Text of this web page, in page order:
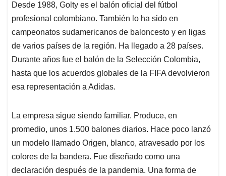
Desde 1988, Golty es el balón oficial del fútbol
profesional colombiano. También lo ha sido en
campeonatos sudamericanos de baloncesto y en ligas
de varios países de la región. Ha llegado a 28 países.
Durante años fue el balón de la Selección Colombia,
hasta que los acuerdos globales de la FIFA devolvieron
esa representación a Adidas.
La empresa sigue siendo familiar. Produce, en
promedio, unos 1.500 balones diarios. Hace poco lanzó
un modelo llamado Origen, blanco, atravesado por los
colores de la bandera. Fue diseñado como una
declaración después de la pandemia. Una forma de